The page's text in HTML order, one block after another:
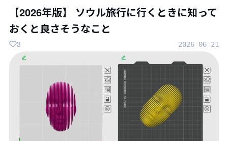
【2026年版】 ソウル旅行に行くときに知って
おくと良さそうなこと
2026-06-21
3